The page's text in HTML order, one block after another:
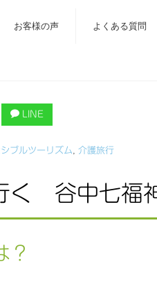
お客様の声 よくある質問
LINE
シブルツーリズム 介護旅行
く 谷中七福
？